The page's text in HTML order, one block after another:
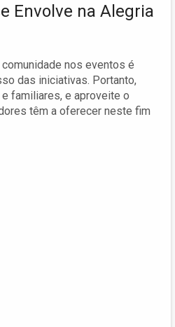
Envolve na Alegria
nos eventos é
das iniciativas. Portanto,
familiares, e aproveite o
têm a oferecer neste fim